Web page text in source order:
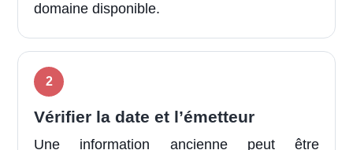
domaine disponible.
Vérifier la date et l’émetteur
Une information ancienne peut être